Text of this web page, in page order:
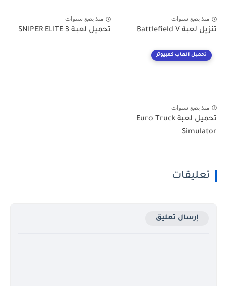
منذ بضع سنوات
تنزيل لعبة Battlefield V
منذ بضع سنوات
تحميل لعبة SNIPER ELITE 3
تحميل العاب كمبيوتر
منذ بضع سنوات
تحميل لعبة Euro Truck
Simulator
تعليقات
إرسال تعليق